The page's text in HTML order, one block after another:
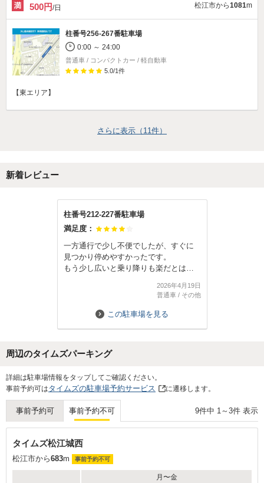
500円/日 松江市から1081m
柱番号256-267番駐車場
0:00 ～ 24:00
普通車 / コンパクトカー / 軽自動車
5.0/1件
【東エリア】
さらに表示（ 11件）
新着レビュー
柱番号212-227番駐車場
満足度：
一方通行で少し不便でしたが、すぐに
見つかり停めやすかったです。
もう少し広いと乗り降りも楽だとは思
2026年4月19日
普通車/ その他
この駐車場を見る
周辺のタイムズパーキング
詳細は駐車場情報をタップしてご確認ください。
事前予約可はタイムズの駐車場予約サービス に遷移します。
事前予約可 事前予約不可 9件中 1 ～ 3件 表示
タイムズ松江城西
松江市から683m 事前予約不可
月〜金